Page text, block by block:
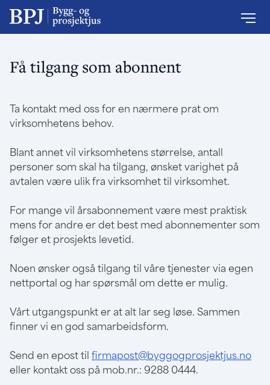
Få tilgang som abonnent
Ta kontakt med oss for en nærmere prat om
virksomhetens behov.
Blant annet vil virksomhetens størrelse, antall
personer som skal ha tilgang, ønsket varighet på
avtalen være ulik fra virksomhet til virksomhet.
For mange vil årsabonnement være mest praktisk
mens for andre er det best med abonnementer som
følger et prosjekts levetid.
Noen ønsker også tilgang til våre tjenester via egen
nettportal og har spørsmål om dette er mulig.
Vårt utgangspunkt er at alt lar seg løse. Sammen
finner vi en god samarbeidsform.
Send en epost til firmapost@byggogprosjektjus.no
eller kontakt oss på mob.nr.: 9288 0444.